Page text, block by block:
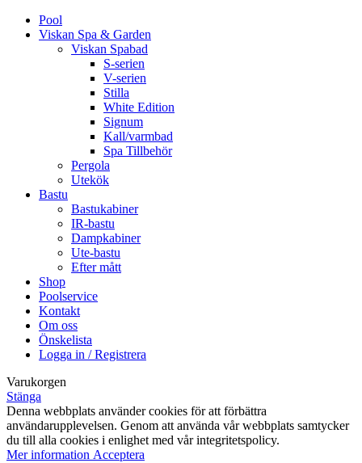
Pool
Viskan Spa & Garden
Viskan Spabad
S-serien
V-serien
Stilla
White Edition
Signum
Kall/varmbad
Spa Tillbehör
Pergola
Utekök
Bastu
Bastukabiner
IR-bastu
Dampkabiner
Ute-bastu
Efter mått
Shop
Poolservice
Kontakt
Om oss
Önskelista
Logga in / Registrera
Varukorgen
Stänga
Denna webbplats använder cookies för att förbättra
användarupplevelsen. Genom att använda vår webbplats samtycker
du till alla cookies i enlighet med vår integritetspolicy.
Mer information Mer
Acceptera